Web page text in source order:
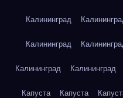
Калининград
Калининград
Калининград Калининград
Капуста Капуста